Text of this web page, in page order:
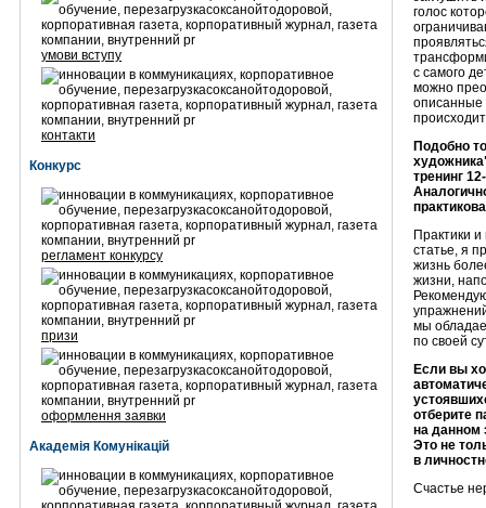
умови вступу
контакти
Конкурс
регламент конкурсу
призи
оформлення заявки
Академія Комунікацій
голос
с самого
можно
описанные
Подобно
тренинг
Практики
статье, я
жизнь
жизни,
мы
по своей
Если вы
отберите
на данном
Это не
в
Счастье